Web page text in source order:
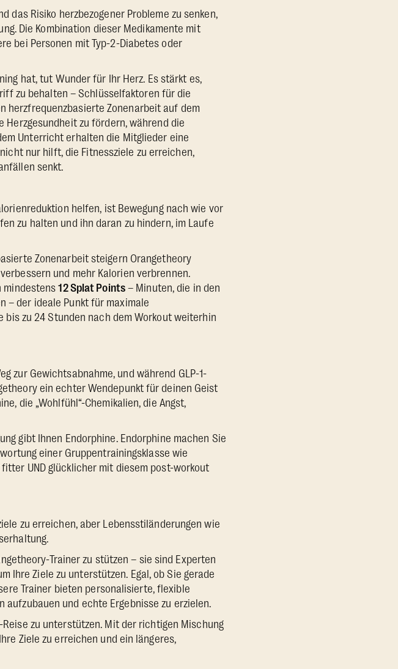
das Risiko herzbezogener Probleme zu senken,
Die Kombination dieser Medikamente mit
bei Personen mit Typ-2-Diabetes oder
hat, tut Wunder für Ihr Herz. Es stärkt es,
zu behalten – Schlüsselfaktoren für die
herzfrequenzbasierte Zonenarbeit auf dem
Herzgesundheit zu fördern, während die
Unterricht erhalten die Mitglieder eine
nur hilft, die Fitnessziele zu erreichen,
senkt.
helfen, ist Bewegung nach wie vor
zu halten und ihn daran zu hindern, im Laufe
Zonenarbeit steigern Orangetheory
und mehr Kalorien verbrennen.
mindestens12 Splat Points– Minuten, die in den
– der ideale Punkt für maximale
bis zu 24 Stunden nach dem Workout weiterhin
zur Gewichtsabnahme, und während GLP-1-
ein echter Wendepunkt für deinen Geist
die „Wohlfühl“-Chemikalien, die Angst,
gibt Ihnen Endorphine. Endorphine machen Sie
einer Gruppentrainingsklasse wie
UND glücklicher mit diesem post-workout
zu erreichen, aber Lebensstiländerungen wie
Trainer zu stützen – sie sind Experten
Ihre Ziele zu unterstützen. Egal, ob Sie gerade
Trainer bieten personalisierte, flexible
aufzubauen und echte Ergebnisse zu erzielen.
Reise zu unterstützen. Mit der richtigen Mischung
Ziele zu erreichen und ein längeres,